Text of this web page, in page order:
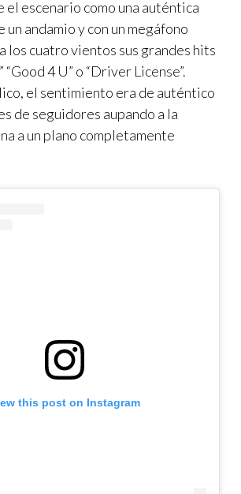
escenario como una auténtica
andamio y con un megáfono
los cuatro vientos sus grandes hits
“Good 4 U” o “Driver License”.
el sentimiento era de auténtico
de seguidores aupando a la
a un plano completamente
this post on Instagram